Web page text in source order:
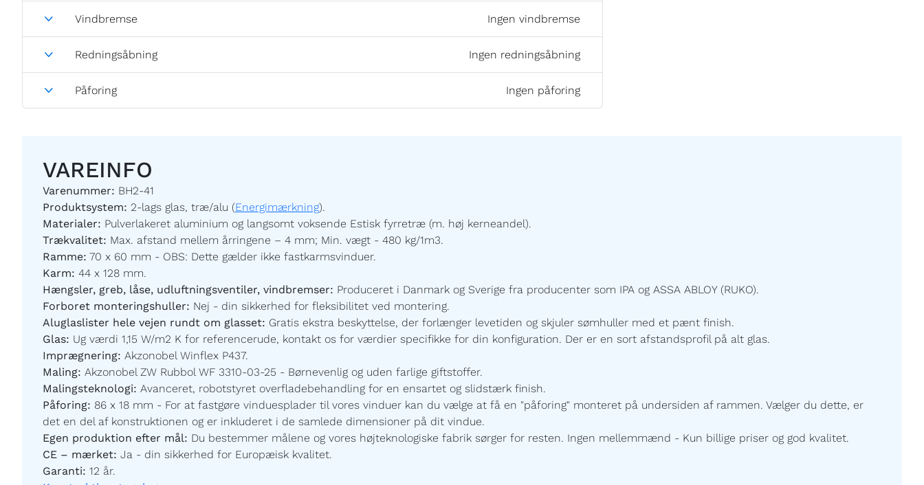
Vindbremse Ingen vindbremse
Redningsåbning Ingen redningsåbning
Påforing Ingen påforing
VAREINFO
Varenummer: BH2-41
Produktsystem: 2-lags glas, træ/alu (Energimærkning).
Materialer: Pulverlakeret aluminium og langsomt voksende Estisk fyrretræ (m. høj kerneandel).
Trækvalitet: Max. afstand mellem årringene – 4 mm; Min. vægt - 480 kg/1m3.
Ramme: 70 x 60 mm - OBS: Dette gælder ikke fastkarmsvinduer.
Karm: 44 x 128 mm.
Hængsler, greb, låse, udluftningsventiler, vindbremser: Produceret i Danmark og Sverige fra producenter som IPA og ASSA ABLOY (RUKO).
Forboret monteringshuller: Nej - din sikkerhed for fleksibilitet ved montering.
Aluglaslister hele vejen rundt om glasset: Gratis ekstra beskyttelse, der forlænger levetiden og skjuler sømhuller med et pænt finish.
Glas: Ug værdi 1,15 W/m2 K for referencerude, kontakt os for værdier specifikke for din konfiguration. Der er en sort afstandsprofil på alt glas.
Imprægnering: Akzonobel Winflex P437.
Maling: Akzonobel ZW Rubbol WF 3310-03-25 - Børnevenlig og uden farlige giftstoffer.
Malingsteknologi: Avanceret, robotstyret overfladebehandling for en ensartet og slidstærk finish.
Påforing: 86 x 18 mm - For at fastgøre vinduesplader til vores vinduer kan du vælge at få en "påforing" monteret på undersiden af rammen. Vælger du dette, er
det en del af konstruktionen og er inkluderet i de samlede dimensioner på dit vindue.
Egen produktion efter mål: Du bestemmer målene og vores højteknologiske fabrik sørger for resten. Ingen mellemmænd - Kun billige priser og god kvalitet.
CE – mærket: Ja - din sikkerhed for Europæisk kvalitet.
Garanti: 12 år.